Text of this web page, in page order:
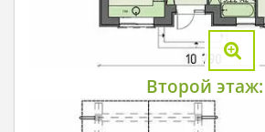
Второй этаж: